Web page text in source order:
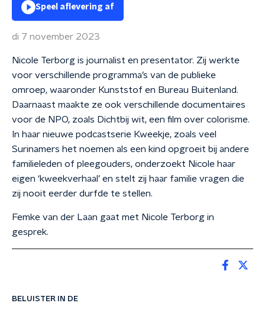
BELUISTER IN DE
Speel aflevering af
di 7 november 2023
Nicole Terborg is journalist en presentator. Zij werkte
voor verschillende programma’s van de publieke
omroep, waaronder Kunststof en Bureau Buitenland.
Daarnaast maakte ze ook verschillende documentaires
voor de NPO, zoals Dichtbij wit, een film over colorisme.
In haar nieuwe podcastserie Kweekje, zoals veel
Surinamers het noemen als een kind opgroeit bij andere
familieleden of pleegouders, onderzoekt Nicole haar
eigen ‘kweekverhaal’ en stelt zij haar familie vragen die
zij nooit eerder durfde te stellen.
Femke van der Laan gaat met Nicole Terborg in
gesprek.